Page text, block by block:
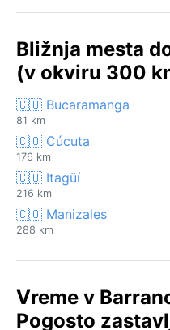
Bližnja mesta
(v okviru 300
🇨🇴 Bucaramanga
81 km
🇨🇴 Cúcuta
176 km
🇨🇴 Itagüí
216 km
🇨🇴 Manizales
288 km
Vreme v
Pogosto